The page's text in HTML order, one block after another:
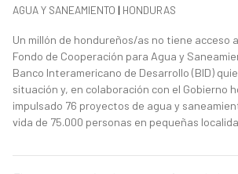
News categories
AGUA Y SANEAMIENTO | HONDURAS
Summary of the news
Un millón de hondureños/as no tiene acceso
Fondo de Cooperación para Agua y
Banco Interamericano de Desarrollo (BID)
situación y, en colaboración con el Gobierno
impulsado 76 proyectos de agua y
vida de 75.000 personas en pequeñas